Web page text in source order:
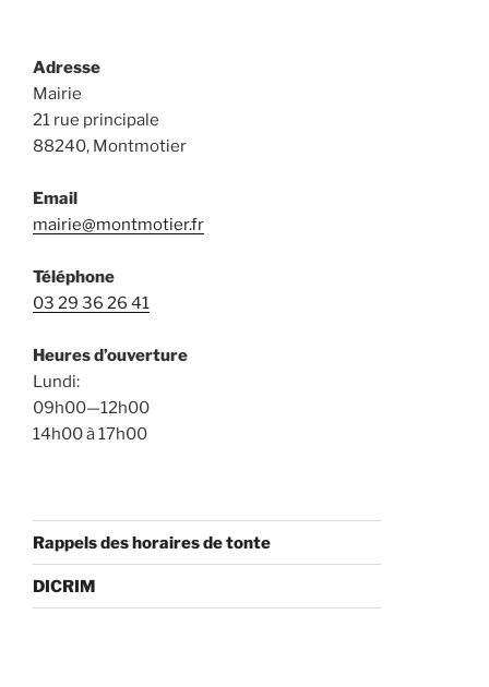
Adresse
Mairie
21 rue principale
88240, Montmotier
Email
mairie@montmotier.fr
Téléphone
03 29 36 26 41
Heures d’ouverture
Lundi:
09h00—12h00
14h00 à 17h00
Rappels des horaires de tonte
DICRIM